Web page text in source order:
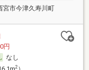
宮市今津久寿川町
円
なし
2